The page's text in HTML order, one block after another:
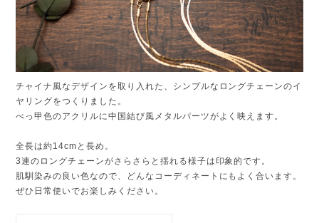
チャイナ風なデザインを取り入れた、シンプルなロングチェーンのイ
ヤリングをつくりました。
べっ甲色のアクリルに中国結び風メタルパーツがよく映えます。
全長は約14cmと長め。
3連のロングチェーンがさらさらと揺れる様子は印象的です。
肌馴染みの良い色なので、どんなコーディネートにもよく合います。
ぜひ日常使いでお楽しみください。